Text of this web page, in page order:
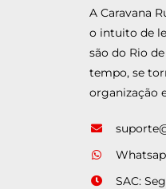
A Caravana
o intuito de
são do Rio
tempo, se
organização
SAC: